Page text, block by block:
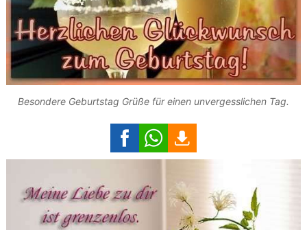
Besondere Geburtstag Grüße für einen unvergesslichen Tag.